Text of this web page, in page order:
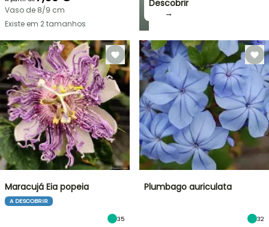
Descobrir
→
Vaso de 8/9 cm
Existe em 2 tamanhos
Maracujá Eia popeia
A DESCOBRIR
35
Plumbago auriculata
32